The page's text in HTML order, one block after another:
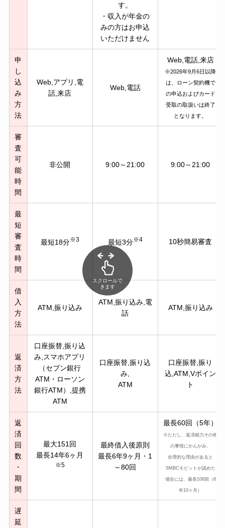
す。
・収入が年金の
みの方はお申込
いただけません
申
し
込
み
方
法
Web,アプリ,電
話,来店
Web,電話
Web,電話,来店
※2026年9月6日以降
は、ローン契約機で
の申込およびカード
受取の取扱いは終了
となります。
審
査
可
能
時
間
非公開 9:00～21:00 9:00～21:00
最
短
審
査
時
間
最短18分※3 最短3分※4 10秒簡易審査
借
入
方
法
ATM,振り込み
ATM,振り込み,電
話
ATM,振り込み
返
済
方
法
口座振替,振り込
み,スマホアプリ
（セブン銀行
ATM・ローソン
銀行ATM）,提携
ATM
口座振替,振り込
み,
ATM
口座振替,振り
込,ATM,Vポイン
ト
返
済
回
数
・
期
間
最大151回
最長14年6ヶ月
※5
最終借入後原則
最長6年9ヶ月・1
～80回
最長60回（5年）
※ただし、返済能力その他
の事情にかんがみ、
合理的な理由があると
SMBCモビットが認めた
場合には、最長106回（8
年10ヶ月）
遅
延
スクロールで
きます